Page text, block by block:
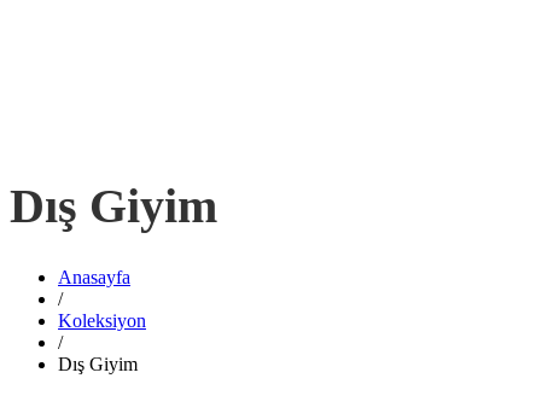
Dış Giyim
Anasayfa
/
Koleksiyon
/
Dış Giyim